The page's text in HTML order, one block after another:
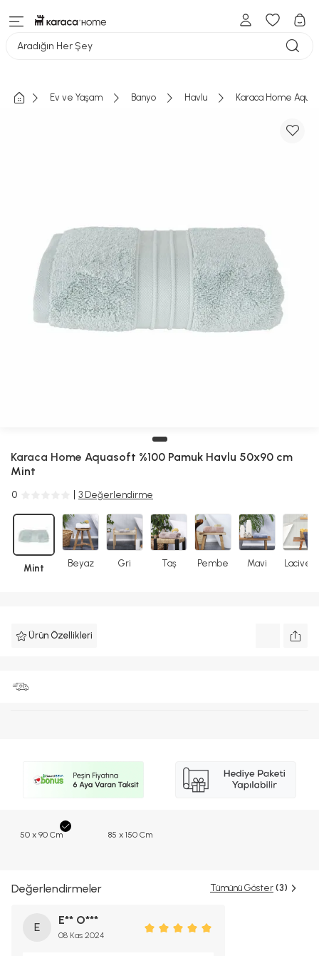
Aradığın Her Şey
Ev ve Yaşam Banyo Havlu Karaca Home
Karaca Home Aquasoft %100 Pamuk Havlu 50x90 cm
Mint
0 3 Değerlendirme
Mint Beyaz Gri Taş Pembe Mavi Lacivert
Ürün Özellikleri
50 x 90 Cm 85 x 150 Cm
Değerlendirmeler Tümünü Göster (3)
E
E** O***
08 Kas 2024